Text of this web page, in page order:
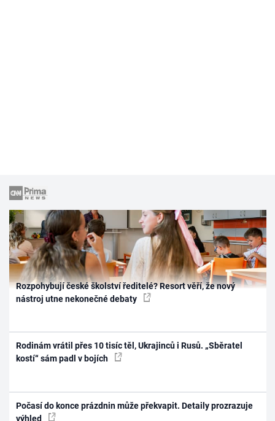
Rozpohybují české školství ředitelé? Resort věří, že nový
nástroj utne nekonečné debaty
Rodinám vrátil přes 10 tisíc těl, Ukrajinců i Rusů. „Sběratel
kostí“ sám padl v bojích
Počasí do konce prázdnin může překvapit. Detaily prozrazuje
výhled